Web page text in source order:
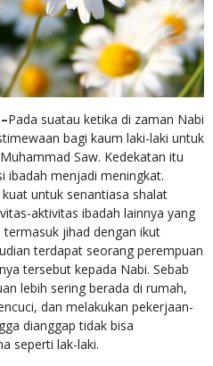
Pada suatau ketika di zaman Nabi
bagi kaum laki-laki untuk
Saw. Kedekatan itu
ibadah menjadi meningkat.
untuk senantiasa shalat
aktivitas ibadah lainnya yang
jihad dengan ikut
terdapat seorang perempuan
tersebut kepada Nabi. Sebab
lebih sering berada di rumah,
dan melakukan pekerjaan-
dianggap tidak bisa
seperti lak-laki.